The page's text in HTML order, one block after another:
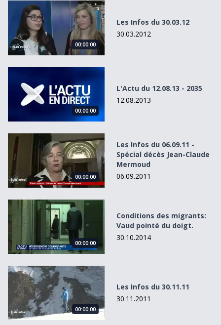
Les Infos du 30.03.12
00:00:00
Les Infos du 30.03.12
30.03.2012
L&#039;Actu du 12.08.13 - 2035
00:00:00
L'Actu du 12.08.13 - 2035
12.08.2013
Les Infos du 06.09.11 - Spécial décès Jean-Claude
00:00:00
Les Infos du 06.09.11 -
Spécial décès Jean-Claude
Mermoud
06.09.2011
Conditions des migrants: Vaud pointé du doigt.
00:00:00
Conditions des migrants:
Vaud pointé du doigt.
30.10.2014
Les Infos du 30.11.11
00:00:00
Les Infos du 30.11.11
30.11.2011